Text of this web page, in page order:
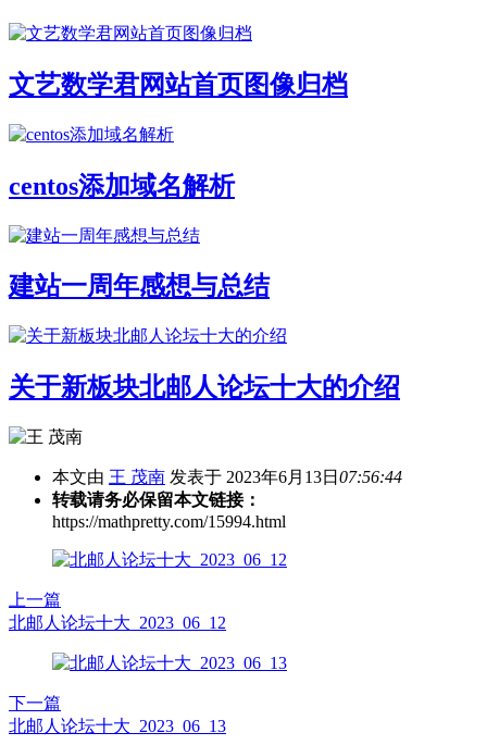
文艺数学君网站首页图像归档
centos添加域名解析
建站一周年感想与总结
关于新板块北邮人论坛十大的介绍
本文由 王 茂南 发表于 2023年6月13日 07:56:44
转载请务必保留本文链接：
https://mathpretty.com/15994.html
上一篇
北邮人论坛十大_2023_06_12
下一篇
北邮人论坛十大_2023_06_13